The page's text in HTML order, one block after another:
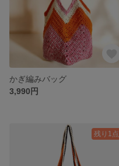
かぎ編みバッグ
3,990円
残り1点